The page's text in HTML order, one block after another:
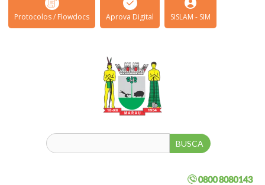
Protocolos / Flowdocs Aprova Digital SISLAM - SIM